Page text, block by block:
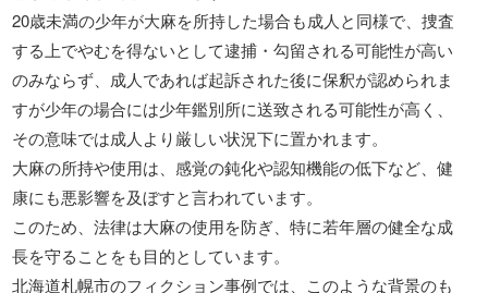
20歳未満の少年が大麻を所持した場合も成人と同様で、捜査
する上でやむを得ないとして逮捕・勾留される可能性が高い
のみならず、成人であれば起訴された後に保釈が認められま
すが少年の場合には少年鑑別所に送致される可能性が高く、
その意味では成人より厳しい状況下に置かれます。
大麻の所持や使用は、感覚の鈍化や認知機能の低下など、健
康にも悪影響を及ぼすと言われています。
このため、法律は大麻の使用を防ぎ、特に若年層の健全な成
長を守ることをも目的としています。
北海道札幌市のフィクション事例では、このような背景のも